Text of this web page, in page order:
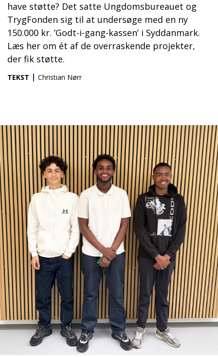
have støtte? Det satte Ungdomsbureauet og
TrygFonden sig til at undersøge med en ny
150.000 kr. ’Godt-i-gang-kassen’ i Syddanmark.
Læs her om ét af de overraskende projekter,
der fik støtte.
TEKST Christian Nørr